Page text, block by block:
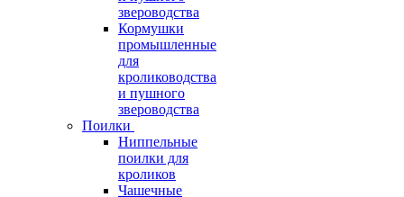
звероводства
Кормушки
промышленные
для
кролиководства
и пушного
звероводства
Поилки
Ниппельные
поилки для
кроликов
Чашечные